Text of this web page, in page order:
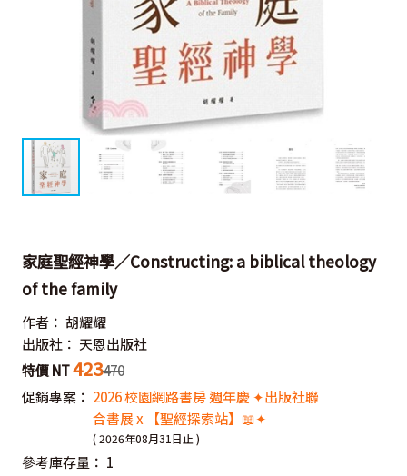
家庭聖經神學／Constructing: a biblical theology
of the family
作者： 胡耀耀
出版社： 天恩出版社
特價 NT423470
促銷專案： 2026 校園網路書房 週年慶 ✦出版社聯
合書展 x 【聖經探索站】📖✦
( 2026年08月31日止 )
參考庫存量： 1